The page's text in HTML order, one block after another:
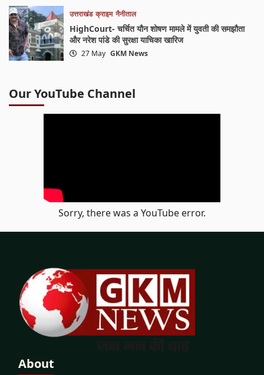
उत्तराखंड क्राइम नैनीताल
HighCourt- चर्चित यौन शोषण मामले में युवती की समझौता
और नरेश पांडे की सुरक्षा याचिका खारिज
27 May GKM News
Our YouTube Channel
Sorry, there was a YouTube error.
About